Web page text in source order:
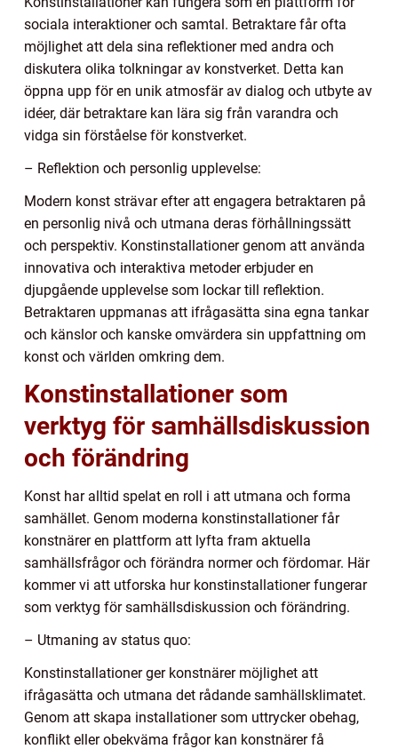
sociala interaktioner och samtal. Betraktare får ofta
möjlighet att dela sina reflektioner med andra och
diskutera olika tolkningar av konstverket. Detta kan
öppna upp för en unik atmosfär av dialog och utbyte av
idéer, där betraktare kan lära sig från varandra och
vidga sin förståelse för konstverket.
– Reflektion och personlig upplevelse:
Modern konst strävar efter att engagera betraktaren på
en personlig nivå och utmana deras förhållningssätt
och perspektiv. Konstinstallationer genom att använda
innovativa och interaktiva metoder erbjuder en
djupgående upplevelse som lockar till reflektion.
Betraktaren uppmanas att ifrågasätta sina egna tankar
och känslor och kanske omvärdera sin uppfattning om
konst och världen omkring dem.
Konstinstallationer som
verktyg för samhällsdiskussion
och förändring
Konst har alltid spelat en roll i att utmana och forma
samhället. Genom moderna konstinstallationer får
konstnärer en plattform att lyfta fram aktuella
samhällsfrågor och förändra normer och fördomar. Här
kommer vi att utforska hur konstinstallationer fungerar
som verktyg för samhällsdiskussion och förändring.
– Utmaning av status quo:
Konstinstallationer ger konstnärer möjlighet att
ifrågasätta och utmana det rådande samhällsklimatet.
Genom att skapa installationer som uttrycker obehag,
konflikt eller obekväma frågor kan konstnärer få